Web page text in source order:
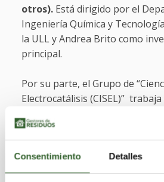
Consentimiento Detalles
otros).Está dirigido por el
Ingeniería Química y
la ULL y Andrea Brito como
principal.
Por su parte, el Grupo de
Electrocatálisis (CISEL)”
alternativa a los costosos
nueva generación de
la energía.El método
electrólisis, un proceso que